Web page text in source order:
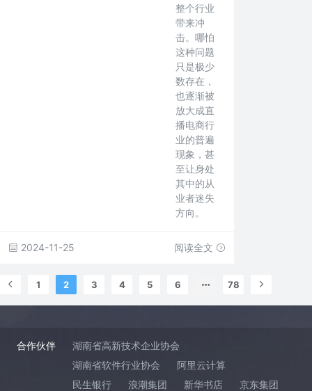
整个行业
带来冲
击。哪怕
这种问题
只是极少
数存在，
也逐渐被
放大成直
播电商行
业的普遍
现象，甚
至让身处
其中的从
业者迷失
方向。
2024-11-25 阅读全文
1 2 3 4 5 6 78
合作伙伴
湖南省高新技术企业协会
湖南省软件行业协会
阿里云计算
民生银行
浪潮集团 新华书店
京东集团